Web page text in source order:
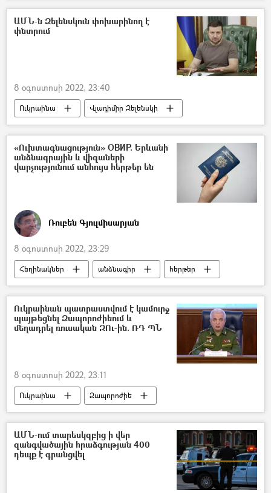
ԱՄՆ-ն Զելենսկուն փոխարինող է
փնտրում
8 օգոստոսի 2022, 23:40
Ուկրաինա
Վլադիմիր Զելենսկի
ԱՄՆ
«Ուխտագնացություն» ОВИР. Երևանի
անձնագրային և վիզաների
վարչությունում անհույս հերթեր են
Ռուբեն Գյուլմիսարյան
8 օգոստոսի 2022, 23:29
Հեղինակներ անձնագիր
հերթեր
Հայաստան
Ուկրաինան պատրաստվում է կամուրջ
պայթեցնել Զապորոժիեում և
մեղադրել ռուսական ԶՈւ-ին. ՌԴ ՊՆ
8 օգոստոսի 2022, 23:11
Ուկրաինա
Զապորոժիե
Միխայիլ Միզինցև
կամուրջ
ԱՄՆ-ում տարեսկզբից ի վեր
զանգվածային հրաձգության 400
դեպք է գրանցվել